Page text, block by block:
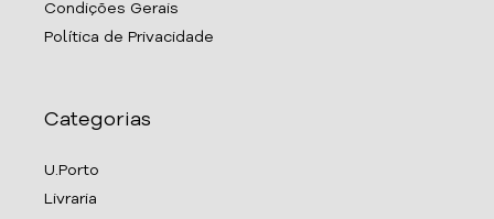
Condições Gerais
Política de Privacidade
Categorias
U.Porto
Livraria